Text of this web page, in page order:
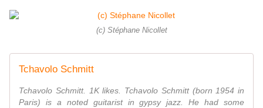
(c) Stéphane Nicollet
Tchavolo Schmitt
Tchavolo Schmitt. 1K likes. Tchavolo Schmitt (born 1954 in
Paris) is a noted guitarist in gypsy jazz. He had some